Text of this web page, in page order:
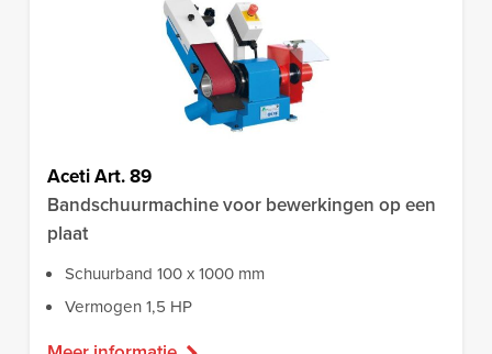
Aceti Art. 89
Bandschuurmachine voor bewerkingen op een
plaat
Schuurband 100 x 1000 mm
Vermogen 1,5 HP